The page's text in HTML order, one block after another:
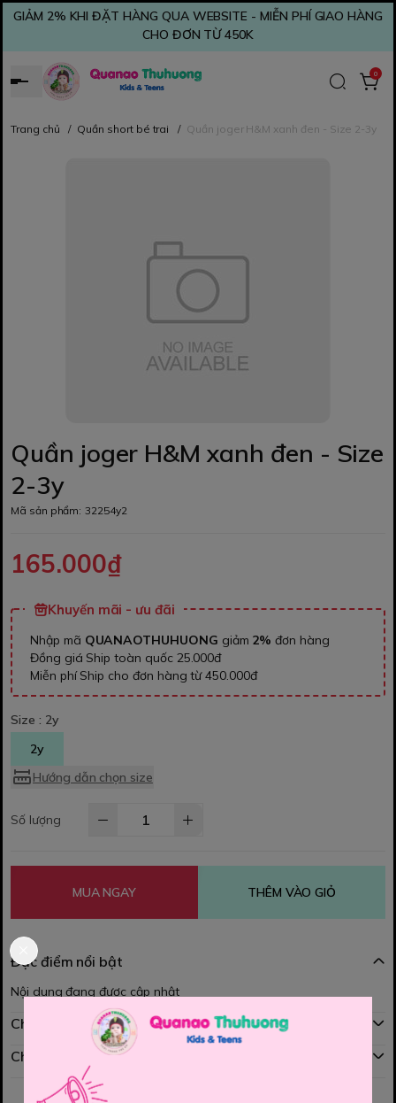
GIẢM 2% KHI ĐẶT HÀNG QUA WEBSITE - MIỄN PHÍ GIAO HÀNG
CHO ĐƠN TỪ 450K
0
Trang chủ / Quần short bé trai / Quần joger H&M xanh đen - Size 2-3y
Quần joger H&M xanh đen - Size
2-3y
Mã sản phẩm: 32254y2
165.000₫
Khuyến mãi - ưu đãi
Nhập mã QUANAOTHUHUONG giảm 2% đơn hàng
Đồng giá Ship toàn quốc 25.000đ
Miễn phí Ship cho đơn hàng từ 450.000đ
Size : 2y
2y
Hướng dẫn chọn size
Số lượng
MUA NGAY THÊM VÀO GIỎ
Đặc điểm nổi bật
Nội dung đang được cập nhật
Chính sách mua hàng
Chính sách đổi hàng